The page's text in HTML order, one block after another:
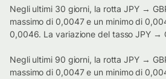
Negli ultimi 30 giorni, la rotta JPY →
massimo di 0,0047 e un minimo di
0,0046. La variazione del tasso JPY →
Negli ultimi 90 giorni, la rotta JPY →
massimo di 0,0047 e un minimo di